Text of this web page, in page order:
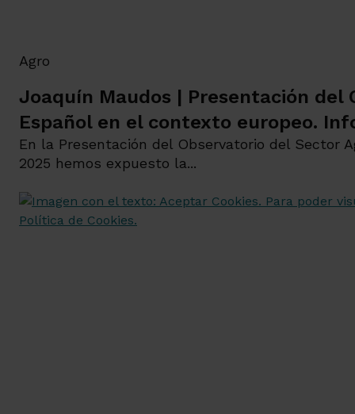
Agro
Joaquín Maudos | Presentación
Español en el contexto europeo.
En la Presentación del Observatorio del Sector
2025 hemos expuesto la...